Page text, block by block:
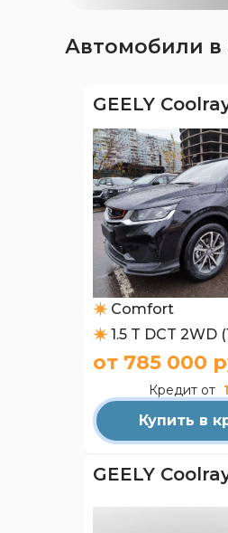
Автомобили в
GEELY
Comfort
1.5 T DCT 2WD
от 785 000
Кредит от
Купить в
GEELY